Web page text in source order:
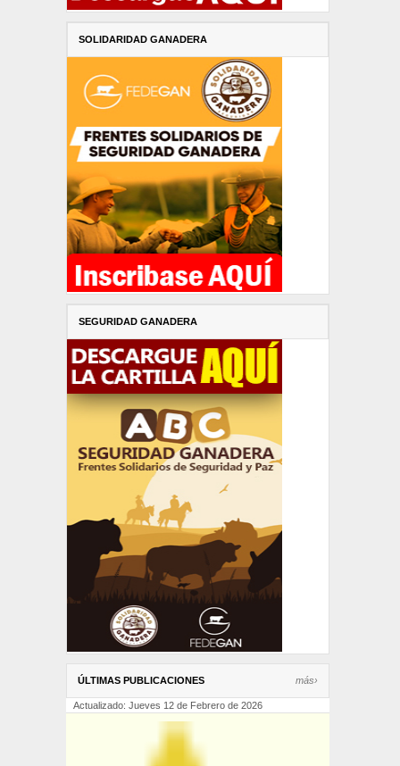
SOLIDARIDAD GANADERA
SEGURIDAD GANADERA
ÚLTIMAS PUBLICACIONES más›
Actualizado: Jueves 12 de Febrero de 2026